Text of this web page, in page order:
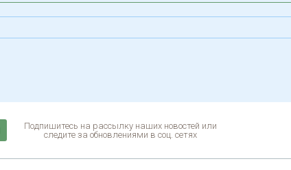
Подпишитесь на рассылку наших новостей или
следите за обновлениями в соц. сетях